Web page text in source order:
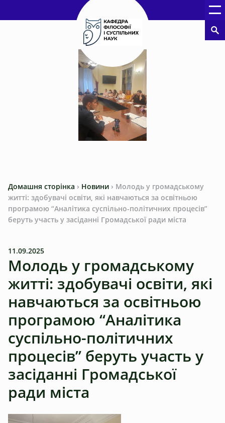
Домашня сторінка › Новини › Молодь у громадському
житті: здобувачі освіти, які навчаються за освітньою
програмою “Аналітика суспільно-політичних процесів”
беруть участь у засіданні Громадської ради міста
11.09.2025
Молодь у громадському
житті: здобувачі освіти, які
навчаються за освітньою
програмою “Аналітика
суспільно-політичних
процесів” беруть участь у
засіданні Громадської
ради міста